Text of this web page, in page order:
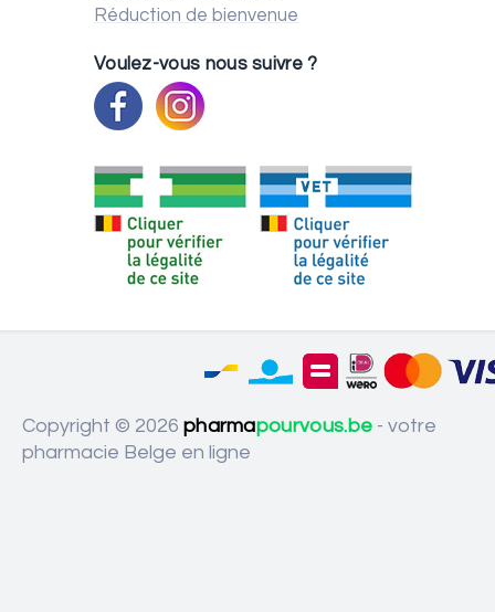
Réduction de bienvenue
Voulez-vous nous suivre ?
Copyright © 2026 pharmapourvous.be - votre
pharmacie Belge en ligne